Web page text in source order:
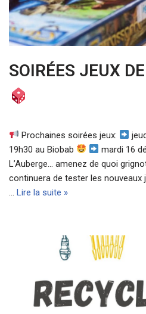
SOIRÉES JEUX
Prochaines soirées jeux:
19h30 au Biobab
mardi 16
L’Auberge… amenez de quoi
continuera de tester les nouveaux
… Lire la suite »